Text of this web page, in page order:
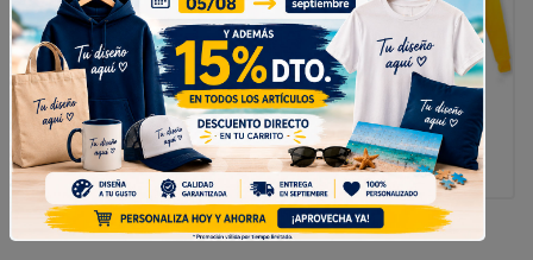
Redondo Tuerca y
Tornillo
Pizza & Porción